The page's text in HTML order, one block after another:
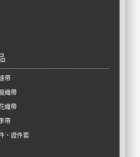
帶
織帶
織帶
帶
‧證件套